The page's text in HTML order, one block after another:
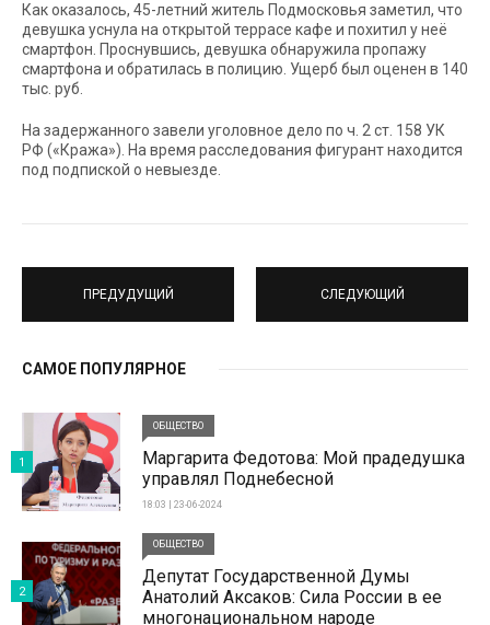
Как оказалось, 45-летний житель Подмосковья заметил, что
девушка уснула на открытой террасе кафе и похитил у неё
смартфон. Проснувшись, девушка обнаружила пропажу
смартфона и обратилась в полицию. Ущерб был оценен в 140
тыс. руб.
На задержанного завели уголовное дело по ч. 2 ст. 158 УК
РФ («Кража»). На время расследования фигурант находится
под подпиской о невыезде.
ПРЕДУДУЩИЙ СЛЕДУЮЩИЙ
САМОЕ ПОПУЛЯРНОЕ
ОБЩЕСТВО
Маргарита Федотова: Мой прадедушка
управлял Поднебесной
18:03 | 23-06-2024
1
ОБЩЕСТВО
Депутат Государственной Думы
Анатолий Аксаков: Сила России в ее
многонациональном народе
2